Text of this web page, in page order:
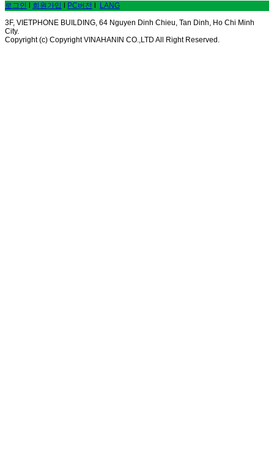
로그인 l 회원가입 l PC버전 l LANG
3F, VIETPHONE BUILDING, 64 Nguyen Dinh Chieu, Tan Dinh, Ho Chi Minh
City.
Copyright (c) Copyright VINAHANIN CO.,LTD All Right Reserved.